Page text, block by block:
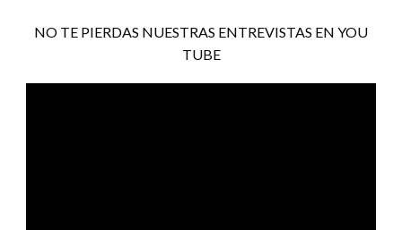
NO TE PIERDAS NUESTRAS ENTREVISTAS EN YOU
TUBE